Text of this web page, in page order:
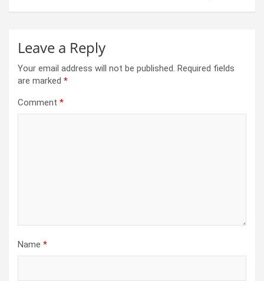
Leave a Reply
Your email address will not be published. Required fields
are marked *
Comment *
Name *